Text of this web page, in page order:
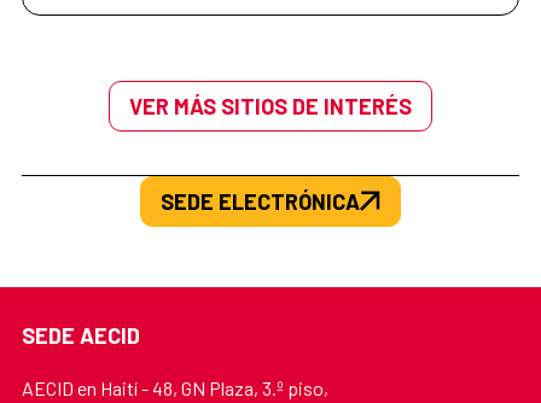
VER MÁS SITIOS DE INTERÉS
SEDE ELECTRÓNICA
SEDE AECID
AECID en Haití - 48, GN Plaza, 3.º piso,